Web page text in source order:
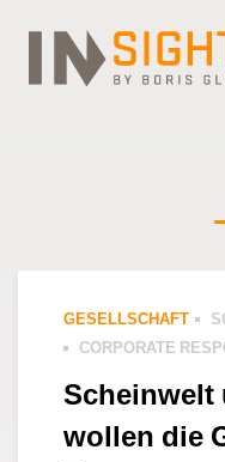
GESELLSCHAFT
CORPORATE
Scheinwelt
wollen die